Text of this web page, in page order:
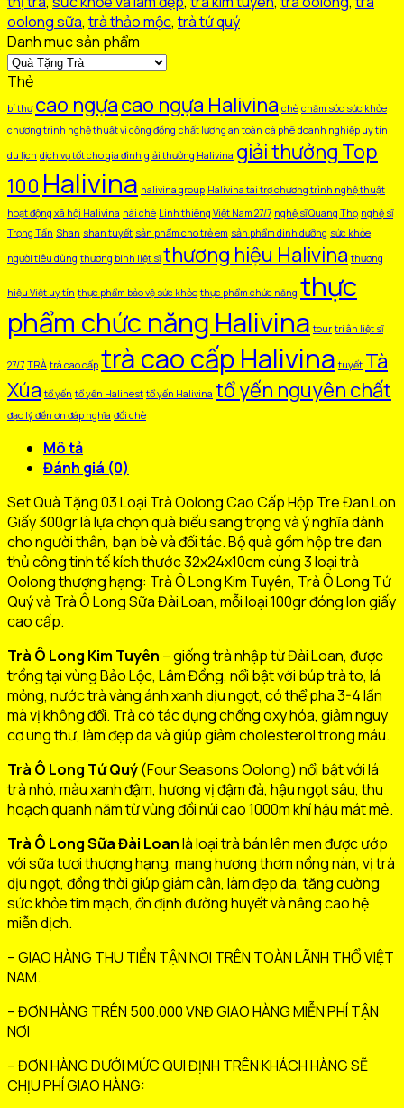
Đan
Lon
Giấy
300gr
số
lượng
oolong sữa,trà thảo mộc,trà tứ quý
Danh mục sản phẩm
Thẻ
bí thư cao ngựacao ngựa Halivina chè chăm sóc sức khỏe
chương trình nghệ thuật vì cộng đồng chất lượng an toàn cà phê doanh nghiệp uy tín
du lịch dịch vụ tốt cho gia đình giải thưởng Halivina giải thưởng Top
100 Halivina halivina group Halivina tài trợ chương trình nghệ thuật
hoạt động xã hội Halivina hái chè Linh thiêng Việt Nam 27/7 nghệ sĩ Quang Thọ nghệ sĩ
Trọng Tấn Shan shan tuyết sản phẩm cho trẻ em sản phẩm dinh dưỡng sức khỏe
người tiêu dùng thương binh liệt sĩ thương hiệu Halivina thương
hiệu Việt uy tín thực phẩm bảo vệ sức khỏe thực phẩm chức năng thực
phẩm chức năng Halivina tour tri ân liệt sĩ
27/7 TRÀ trà cao cấp trà cao cấp Halivina tuyết Tà
Xúa tổ yến tổ yến Halinest tổ yến Halivina tổ yến nguyên chất
đạo lý đền ơn đáp nghĩa đồi chè
Mô tả
Đánh giá (0)
Set Quà Tặng 03 Loại Trà Oolong Cao Cấp Hộp Tre Đan Lon
Giấy 300gr là lựa chọn quà biếu sang trọng và ý nghĩa dành
cho người thân, bạn bè và đối tác. Bộ quà gồm hộp tre đan
thủ công tinh tế kích thước 32x24x10cm cùng 3 loại trà
Oolong thượng hạng: Trà Ô Long Kim Tuyên, Trà Ô Long Tứ
Quý và Trà Ô Long Sữa Đài Loan, mỗi loại 100gr đóng lon giấy
cao cấp.
Trà Ô Long Kim Tuyên – giống trà nhập từ Đài Loan, được
trồng tại vùng Bảo Lộc, Lâm Đồng, nổi bật với búp trà to, lá
mỏng, nước trà vàng ánh xanh dịu ngọt, có thể pha 3-4 lần
mà vị không đổi. Trà có tác dụng chống oxy hóa, giảm nguy
cơ ung thư, làm đẹp da và giúp giảm cholesterol trong máu.
Trà Ô Long Tứ Quý(Four Seasons Oolong) nổi bật với lá
trà nhỏ, màu xanh đậm, hương vị đậm đà, hậu ngọt sâu, thu
hoạch quanh năm từ vùng đồi núi cao 1000m khí hậu mát mẻ.
Trà Ô Long Sữa Đài Loanlà loại trà bán lên men được ướp
với sữa tươi thượng hạng, mang hương thơm nồng nàn, vị trà
dịu ngọt, đồng thời giúp giảm cân, làm đẹp da, tăng cường
sức khỏe tim mạch, ổn định đường huyết và nâng cao hệ
miễn dịch.
– GIAO HÀNG THU TIỀN TẬN NƠI TRÊN TOÀN LÃNH THỔ VIỆT
NAM.
– ĐƠN HÀNG TRÊN 500.000 VNĐ GIAO HÀNG MIỄN PHÍ TẬN
NƠI
– ĐƠN HÀNG DƯỚI MỨC QUI ĐỊNH TRÊN KHÁCH HÀNG SẼ
CHỊU PHÍ GIAO HÀNG: